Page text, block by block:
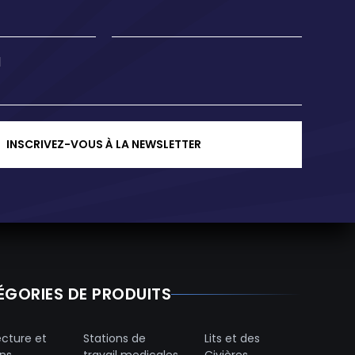
INSCRIVEZ-VOUS À LA NEWSLETTER
DE PRODUITS
et
Stations de
Lits et des